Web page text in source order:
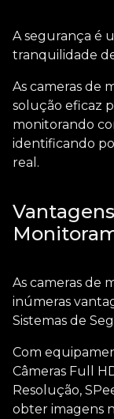
A segurança é
tranquilidade
As cameras de
solução eficaz
monitorando
identificando
real.
As cameras de
inúmeras
Sistemas de
Com
Câmeras Full
Resolução,
obter imagens